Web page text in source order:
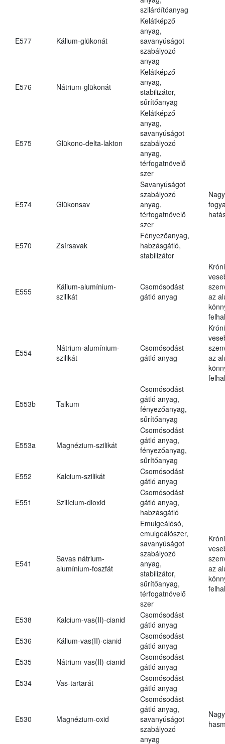
szilárdítóanyag
E577 Kálium-glükonát
Kelátképző
anyag,
savanyúságot
szabályozó
anyag
E576 Nátrium-glükonát
Kelátképző
anyag,
stabilizátor,
sűrítőanyag
E575 Glükono-delta-lakton
Kelátképző
anyag,
savanyúságot
szabályozó
anyag,
térfogatnövelő
szer
E574 Glükonsav
Savanyúságot
szabályozó
anyag,
térfogatnövelő
szer
E570 Zsírsavak
Fényezőanyag,
habzásgátló,
stabilizátor
E555
Kálium-alumínium-
szilikát
Csomósodást
gátló anyag
az
E554
Nátrium-alumínium-
szilikát
Csomósodást
gátló anyag
az
E553b Talkum
Csomósodást
gátló anyag,
fényezőanyag,
sűrítőanyag
E553a Magnézium-szilikát
Csomósodást
gátló anyag,
fényezőanyag,
sűrítőanyag
E552
Kalcium-szilikát
Csomósodást
gátló anyag
E551 Szilícium-dioxid
Csomósodást
gátló anyag,
habzásgátló
E541
Savas nátrium-
alumínium-foszfát
Emulgeálósó,
emulgeálószer,
savanyúságot
szabályozó
anyag,
stabilizátor,
sűrítőanyag,
térfogatnövelő
szer
az
E538 Kalcium-vas(II)-cianid
Csomósodást
gátló anyag
E536
Kálium-vas(II)-cianid
Csomósodást
gátló anyag
E535
Nátrium-vas(II)-cianid
Csomósodást
gátló anyag
E534
Vas-tartarát
Csomósodást
gátló anyag
E530 Magnézium-oxid
Csomósodást
gátló anyag,
savanyúságot
szabályozó
anyag